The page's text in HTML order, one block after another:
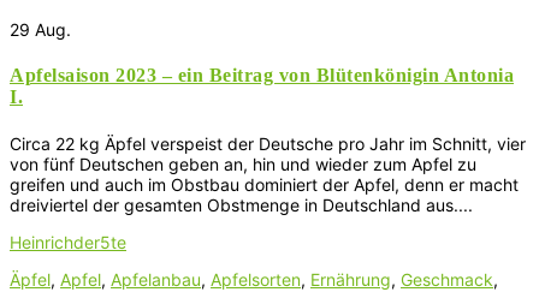
29 Aug.
Apfelsaison 2023 – ein Beitrag von Blütenkönigin Antonia
I.
Circa 22 kg Äpfel verspeist der Deutsche pro Jahr im Schnitt, vier
von fünf Deutschen geben an, hin und wieder zum Apfel zu
greifen und auch im Obstbau dominiert der Apfel, denn er macht
dreiviertel der gesamten Obstmenge in Deutschland aus....
Heinrichder5te
Äpfel, Apfel, Apfelanbau, Apfelsorten, Ernährung, Geschmack,